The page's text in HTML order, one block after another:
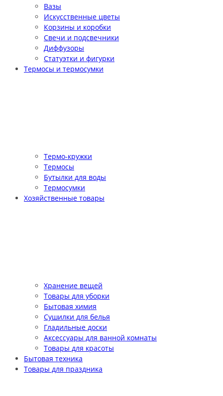
Вазы
Искусственные цветы
Корзины и коробки
Свечи и подсвечники
Диффузоры
Статуэтки и фигурки
Термосы и термосумки
Термо-кружки
Термосы
Бутылки для воды
Термосумки
Хозяйственные товары
Хранение вещей
Товары для уборки
Бытовая химия
Сушилки для белья
Гладильные доски
Аксессуары для ванной комнаты
Товары для красоты
Бытовая техника
Товары для праздника